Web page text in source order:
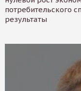
потребительского
результаты